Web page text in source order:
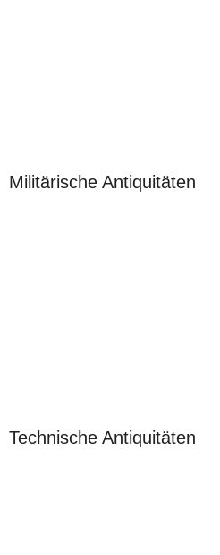
Militärische Antiquitäten
Technische Antiquitäten